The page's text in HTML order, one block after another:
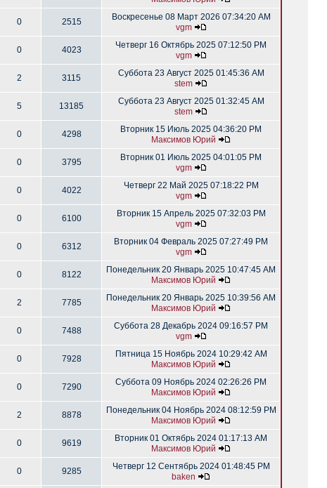
0 2515
Воскресенье 08 Март 2026 07:34:20 AM
vgm
0 4023
Четверг 16 Октябрь 2025 07:12:50 PM
vgm
2 3115
Суббота 23 Август 2025 01:45:36 AM
stem
5 13185
Суббота 23 Август 2025 01:32:45 AM
stem
0 4298
Вторник 15 Июль 2025 04:36:20 PM
Максимов Юрий
0 3795
Вторник 01 Июль 2025 04:01:05 PM
vgm
0 4022
Четверг 22 Май 2025 07:18:22 PM
vgm
0 6100
Вторник 15 Апрель 2025 07:32:03 PM
vgm
0 6312
Вторник 04 Февраль 2025 07:27:49 PM
vgm
0 8122
Понедельник 20 Январь 2025 10:47:45 AM
Максимов Юрий
2 7785
Понедельник 20 Январь 2025 10:39:56 AM
Максимов Юрий
0 7488
Суббота 28 Декабрь 2024 09:16:57 PM
vgm
0 7928
Пятница 15 Ноябрь 2024 10:29:42 AM
Максимов Юрий
0 7290
Суббота 09 Ноябрь 2024 02:26:26 PM
Максимов Юрий
2 8878
Понедельник 04 Ноябрь 2024 08:12:59 PM
Максимов Юрий
0 9619
Вторник 01 Октябрь 2024 01:17:13 AM
Максимов Юрий
0 9285
Четверг 12 Сентябрь 2024 01:48:45 PM
baken